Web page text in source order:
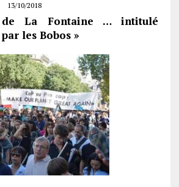
13/10/2018
de La Fontaine … intitulé
les Bobos »